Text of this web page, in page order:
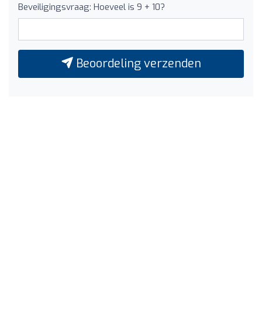
Beveiligingsvraag: Hoeveel is 9 + 10?
Beoordeling verzenden